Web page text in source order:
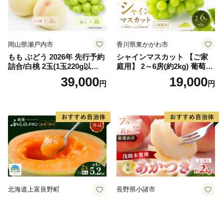
岡山県瀬戸内市
もも ぶどう 2026年 先行予約
詰合/白桃 2玉(1玉220g以
上)・シャインマスカット 晴
39,000円
香川県東かがわ市
シャインマスカット 【ご家
庭用】 2～6房(約2kg) 葡萄 ぶ
どう ブドウ フルーツ 果物 く
だもの 果実 旬の果物 旬のフ
19,000円
北海道上富良野町 長野県小諸市